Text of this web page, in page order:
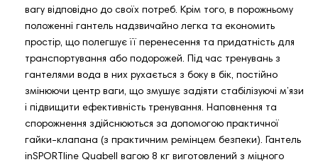
вагу відповідно до своїх потреб. Крім того, в порожньому
положенні гантель надзвичайно легка та економить
простір, що полегшує її перенесення та придатність для
транспортування або подорожей. Під час тренувань з
гантелями вода в них рухається з боку в бік, постійно
змінюючи центр ваги, що змушує задіяти стабілізуючі м’язи
і підвищити ефективність тренування. Наповнення та
спорожнення здійснюються за допомогою практичної
гайки-клапана (з практичним ремінцем безпеки). Гантель
inSPORTline Quabell вагою 8 кг виготовлений з міцного